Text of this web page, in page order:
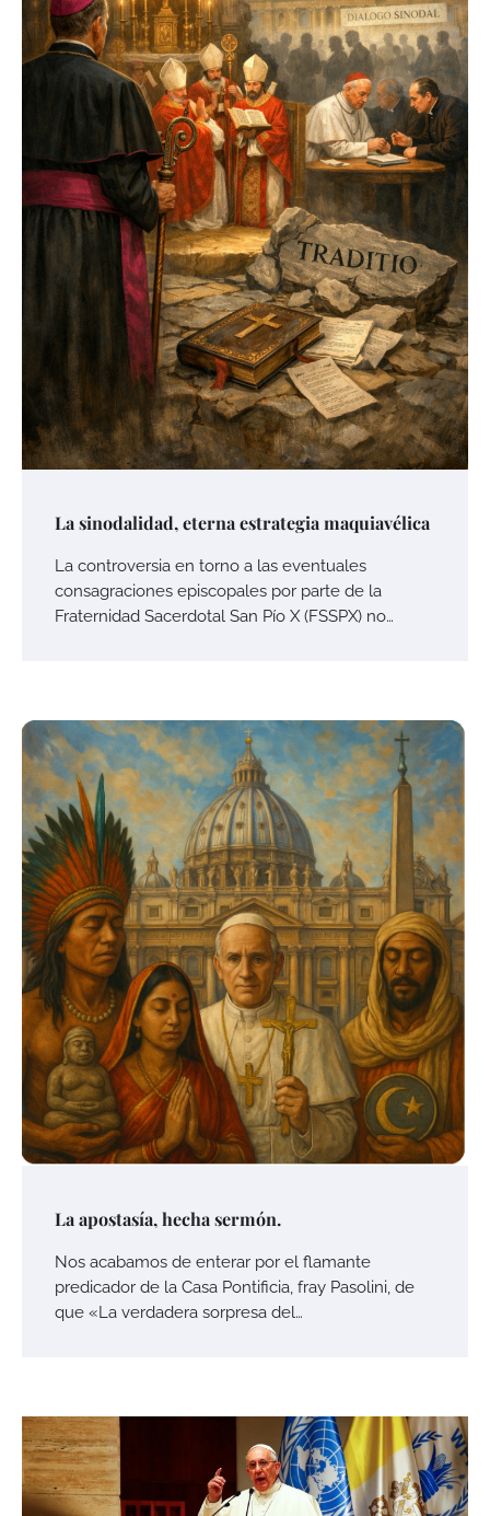
La sinodalidad, eterna estrategia maquiavélica
La controversia en torno a las eventuales
consagraciones episcopales por parte de la
Fraternidad Sacerdotal San Pío X (FSSPX) no…
La apostasía, hecha sermón.
Nos acabamos de enterar por el flamante
predicador de la Casa Pontificia, fray Pasolini, de
que «La verdadera sorpresa del…